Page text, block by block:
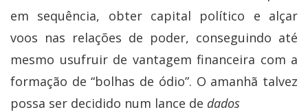
em sequência, obter capital político e alçar
voos nas relações de poder, conseguindo até
mesmo usufruir de vantagem financeira com a
formação de “bolhas de ódio”. O amanhã talvez
possa ser decidido num lance de dados